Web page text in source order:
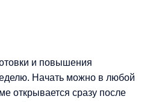
и повышения
Начать можно в любой
открывается сразу после